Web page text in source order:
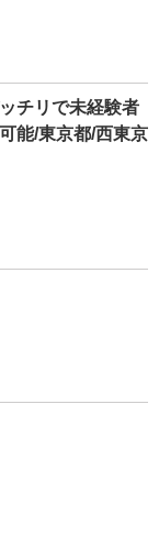
チリで未経験者
能/東京都/西東京